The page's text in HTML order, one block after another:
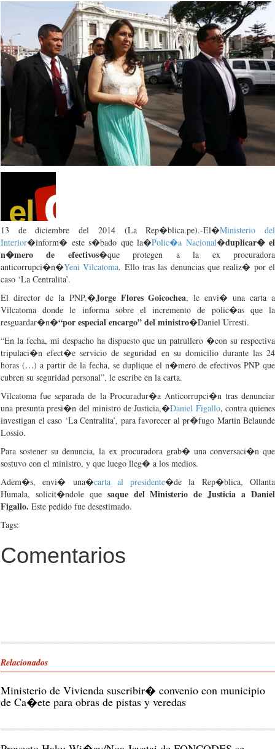
13 dediciembre del 2014 (La Rep�blica.pe).-El�Ministerio del
Interior�inform� este s�bado quela�Polic�a Nacional�duplicar� el
n�mero de efectivos�queprotegen a la ex procuradora
anticorrupci�n�Yeni Vilcatoma. Ello tras las denunciasque realiz� por el
caso ‘La Centralita’.
El director de la PNP,�Jorge Flores Goicochea, le envi� una carta a
Vilcatoma donde le informa sobre el incremento de polic�as que la
resguardar�n�“por especial encargo” del ministro�Daniel Urresti.
“En la fecha, mi despacho ha dispuesto que un patrullero �con su respectiva
tripulaci�n efect�e servicio de seguridad en su domicilio durante las 24
horas (…) a partir de la fecha, se duplique el n�mero de efectivos PNP que
cubren su seguridad personal”, le escribe en la carta.
Vilcatoma fue separada de la Procuradur�a Anticorrupci�n tras denunciar
una presunta presi�n del ministro de Justicia,�Daniel Figallo, contra quienes
investigan el caso ‘La Centralita’, para favorecer al pr�fugo Martin Belaunde
Lossio.
Para sostener su denuncia, la ex procuradora grab� una conversaci�n que
sostuvo con el ministro, y que luego lleg� a los medios.
Adem�s, envi� una�carta al presidente�de la Rep�blica, Ollanta
Humala, solicit�ndole que saque del Ministerio de Justicia a Daniel
Figallo. Este pedido fue desestimado.
Tags:
Comentarios
Relacionados
Ministerio de Vivienda suscribir� convenio con municipio
de Ca�ete para obras de pistas y veredas